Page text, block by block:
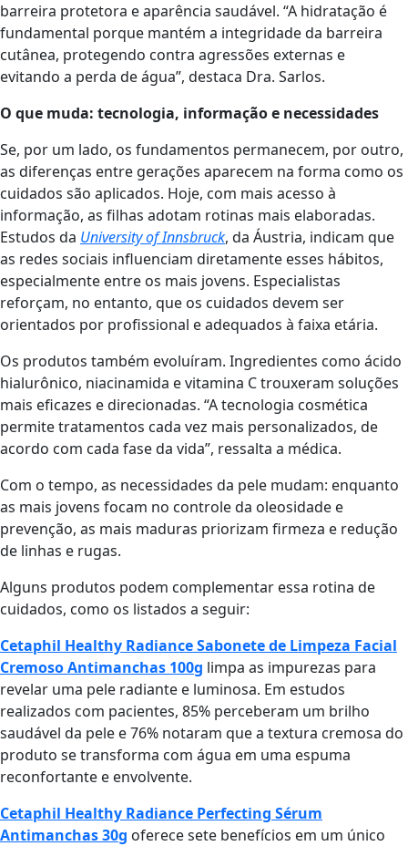
barreira protetora e aparência saudável. “A hidratação é
fundamental porque mantém a integridade da barreira
cutânea, protegendo contra agressões externas e
evitando a perda de água”, destaca Dra. Sarlos.
O que muda: tecnologia, informação e necessidades
Se, por um lado, os fundamentos permanecem, por outro,
as diferenças entre gerações aparecem na forma como os
cuidados são aplicados. Hoje, com mais acesso à
informação, as filhas adotam rotinas mais elaboradas.
Estudos da University of Innsbruck, da Áustria, indicam que
as redes sociais influenciam diretamente esses hábitos,
especialmente entre os mais jovens. Especialistas
reforçam, no entanto, que os cuidados devem ser
orientados por profissional e adequados à faixa etária.
Os produtos também evoluíram. Ingredientes como ácido
hialurônico, niacinamida e vitamina C trouxeram soluções
mais eficazes e direcionadas. “A tecnologia cosmética
permite tratamentos cada vez mais personalizados, de
acordo com cada fase da vida”, ressalta a médica.
Com o tempo, as necessidades da pele mudam: enquanto
as mais jovens focam no controle da oleosidade e
prevenção, as mais maduras priorizam firmeza e redução
de linhas e rugas.
Alguns produtos podem complementar essa rotina de
cuidados, como os listados a seguir:
Cetaphil Healthy Radiance Sabonete de Limpeza Facial
Cremoso Antimanchas 100g limpa as impurezas para
revelar uma pele radiante e luminosa. Em estudos
realizados com pacientes, 85% perceberam um brilho
saudável da pele e 76% notaram que a textura cremosa do
produto se transforma com água em uma espuma
reconfortante e envolvente.
Cetaphil Healthy Radiance Perfecting Sérum
Antimanchas 30g oferece sete benefícios em um único